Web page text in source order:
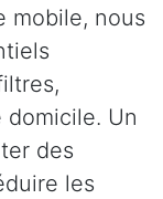
mobile, nous
Un
des
les